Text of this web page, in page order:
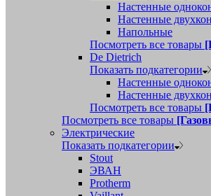
Настенные
Настенные
Напольные
Посмотреть все товары
De Dietrich
Показать подкатегории
Настенные
Настенные
Посмотреть все товары
Посмотреть все товары
Электрические
Показать подкатегории
Stout
ЭВАН
Protherm